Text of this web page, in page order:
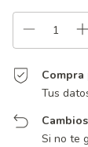
Tus
Si no te